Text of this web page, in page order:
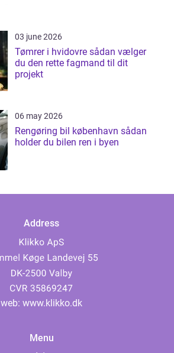
03 june 2026
Tømrer i hvidovre sådan vælger
du den rette fagmand til dit
projekt
06 may 2026
Rengøring bil københavn sådan
holder du bilen ren i byen
Address
web: www.klikko.dk
Menu